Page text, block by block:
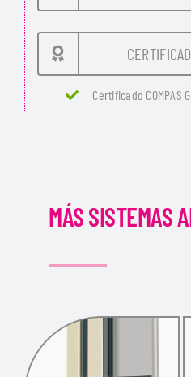
Certificado COMPAS
MÁS SISTEMAS